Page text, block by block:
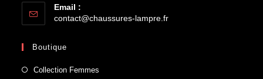
Email :
contact@chaussures-lampre.fr
Boutique
Collection Femmes